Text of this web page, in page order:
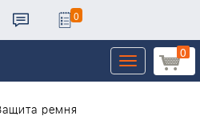
0
0
Toggle
navigation
ремня